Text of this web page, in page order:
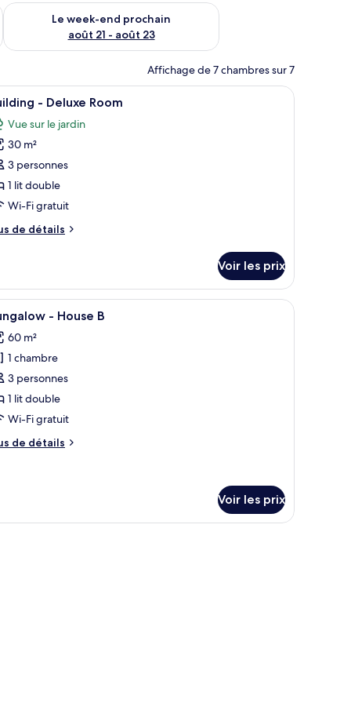
août 14 - août 16
Le week-end prochain
août 21 - août 23
Vérifier la disponibilité pour le week-end prochain août 21 -
Affichage de 7 chambres sur 7
:
1 - Deluxe Room
Vue sur le jardin
30 m²
3 personnes
1 lit double
Wi-Fi gratuit
de détails
Voir les prix
piscine, de plusieurs villas aux toits rouges et d’une végétation luxuriante.
:
Un complexe hôtelier doté d’une grande
1 - House B
60 m²
1 chambre
3 personnes
1 lit double
Wi-Fi gratuit
de détails
Voir les prix